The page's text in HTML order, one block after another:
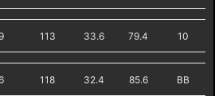
113 33.6 79.4 10
118 32.4 85.6 BB